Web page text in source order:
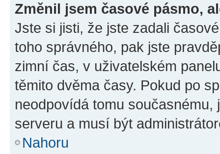
Změnil jsem časové pásmo,
Jste si jisti, že jste zadali
toho správného, pak jste
zimní čas, v uživatelském
těmito dvěma časy. Pokud po
neodpovídá tomu
serveru a musí být
Nahoru